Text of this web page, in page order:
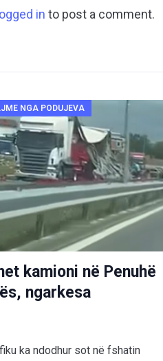
logged in to post a comment.
NGA PODUJEVA
kamioni në Penuhë
ngarkesa
ka ndodhur sot në fshatin